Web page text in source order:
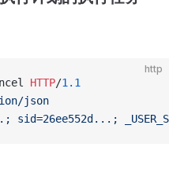
http
HTTP/1.1
json